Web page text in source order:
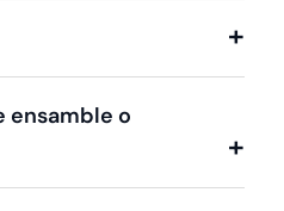
ensamble o